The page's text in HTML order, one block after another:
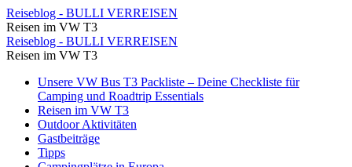
An
der
Hütte
angekommen
genießen
wir
das
Reiseblog - BULLI VERREISEN
Reisen im VW T3
An
der
Hütte
angekommen
genießen
wir
Reiseblog - BULLI VERREISEN
Reisen im VW T3
Skip
content
Unsere VW Bus T3 Packliste – Deine Checkliste für
Camping und Roadtrip Essentials
Reisen im VW T3
Outdoor Aktivitäten
Gastbeiträge
Tipps